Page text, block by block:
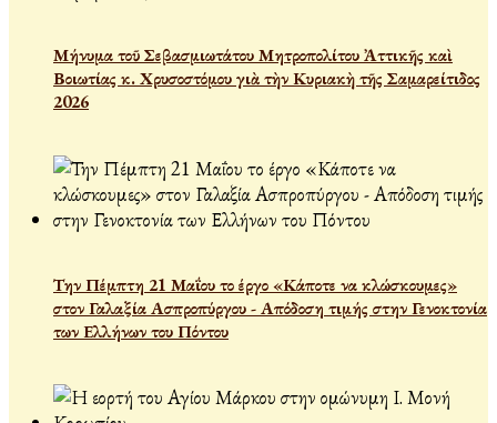
Μήνυμα τοῦ Σεβασμιωτάτου Μητροπολίτου Ἀττικῆς καὶ
Βοιωτίας κ. Χρυσοστόμου γιὰ τὴν Κυριακὴ τῆς Σαμαρείτιδος
2026
Την Πέμπτη 21 Μαΐου το έργο «Κάποτε να κλώσκουμες»
στον Γαλαξία Ασπροπύργου - Απόδοση τιμής στην Γενοκτονία
των Ελλήνων του Πόντου